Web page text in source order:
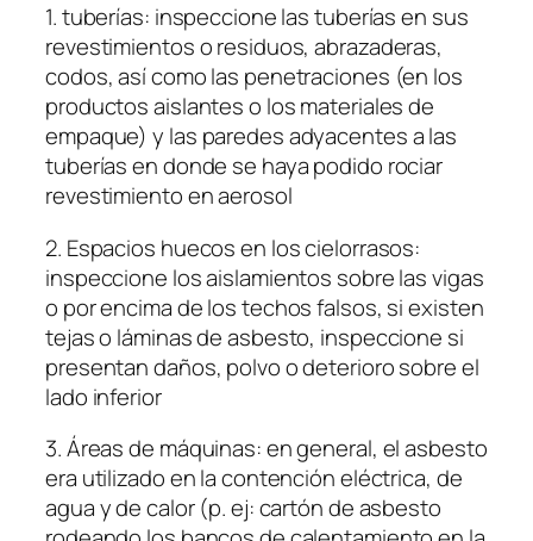
1. tuberías: inspeccione las tuberías en sus
revestimientos o residuos, abrazaderas,
codos, así como las penetraciones (en los
productos aislantes o los materiales de
empaque) y las paredes adyacentes a las
tuberías en donde se haya podido rociar
revestimiento en aerosol
2. Espacios huecos en los cielorrasos:
inspeccione los aislamientos sobre las vigas
o por encima de los techos falsos, si existen
tejas o láminas de asbesto, inspeccione si
presentan daños, polvo o deterioro sobre el
lado inferior
3. Áreas de máquinas: en general, el asbesto
era utilizado en la contención eléctrica, de
agua y de calor (p. ej: cartón de asbesto